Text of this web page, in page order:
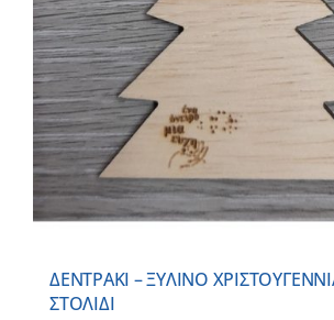
ΔΕΝΤΡΑΚΙ – ΞΥΛΙΝO
ΣΤΟΛΙΔΙ